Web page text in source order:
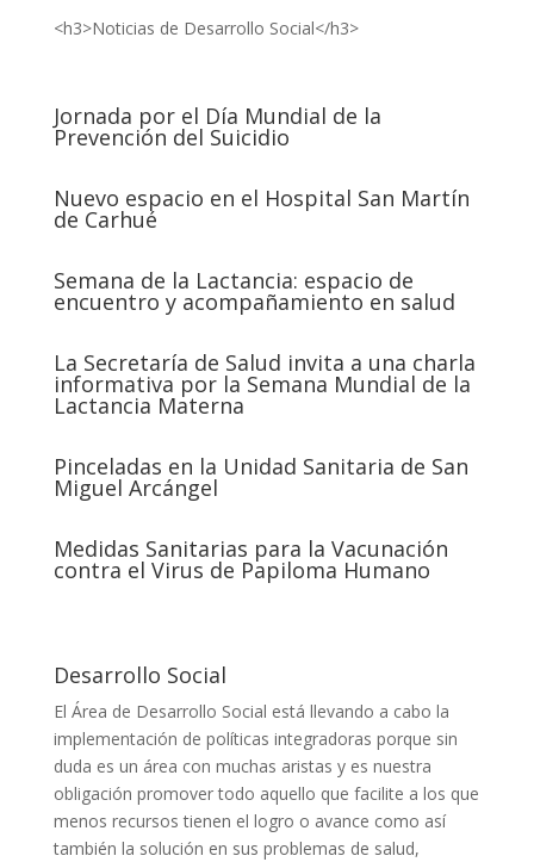
<h3>Noticias de Desarrollo Social</h3>
Jornada por el Día Mundial de la
Prevención del Suicidio
Nuevo espacio en el Hospital San Martín
de Carhué
Semana de la Lactancia: espacio de
encuentro y acompañamiento en salud
La Secretaría de Salud invita a una charla
informativa por la Semana Mundial de la
Lactancia Materna
Pinceladas en la Unidad Sanitaria de San
Miguel Arcángel
Medidas Sanitarias para la Vacunación
contra el Virus de Papiloma Humano
Desarrollo Social
El Área de Desarrollo Social está llevando a cabo la
implementación de políticas integradoras porque sin
duda es un área con muchas aristas y es nuestra
obligación promover todo aquello que facilite a los que
menos recursos tienen el logro o avance como así
también la solución en sus problemas de salud,